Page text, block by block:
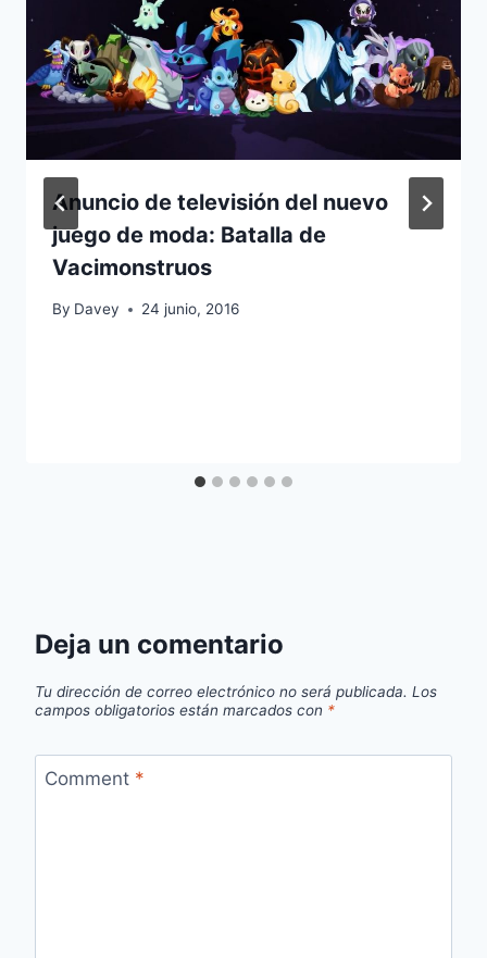
Anuncio de televisión del nuevo
juego de moda: Batalla de
Vacimonstruos
By Davey 24 junio, 2016
Deja un comentario
Tu dirección de correo electrónico no será publicada. Los
campos obligatorios están marcados con *
Comment *